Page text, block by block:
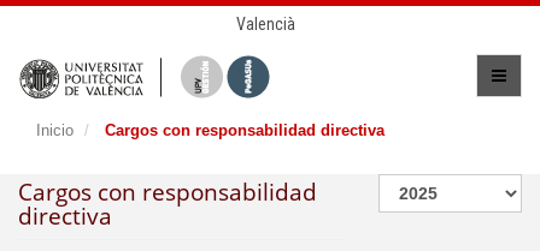
Valencià
Inicio Cargos con responsabilidad directiva
Cargos con responsabilidad
directiva